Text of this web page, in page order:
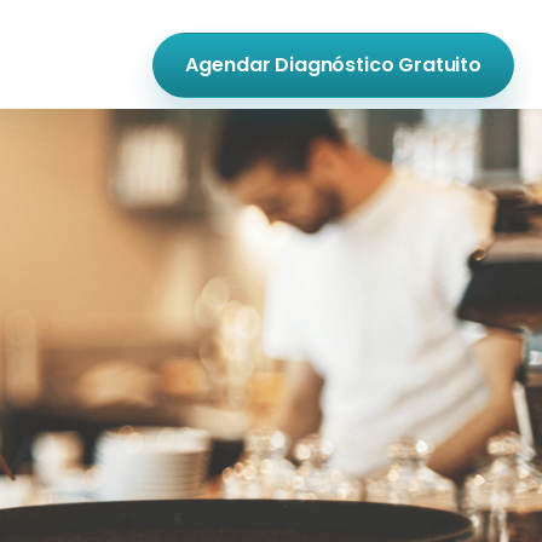
Agendar Diagnóstico Gratuito